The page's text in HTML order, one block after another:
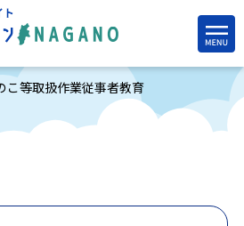
こ等取扱作業従事者教育